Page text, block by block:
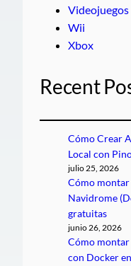
Videojuegos
Wii
Xbox
Recent
Cómo Crear
Local con
julio 25, 2026
Cómo montar
Navidrome
gratuitas
junio 26, 2026
Cómo
con Docker